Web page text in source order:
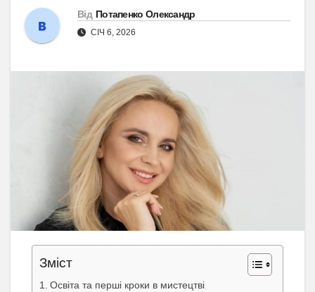
Від Потапенко Олександр
СІЧ 6, 2026
Зміст
Освіта та перші кроки в мистецтві